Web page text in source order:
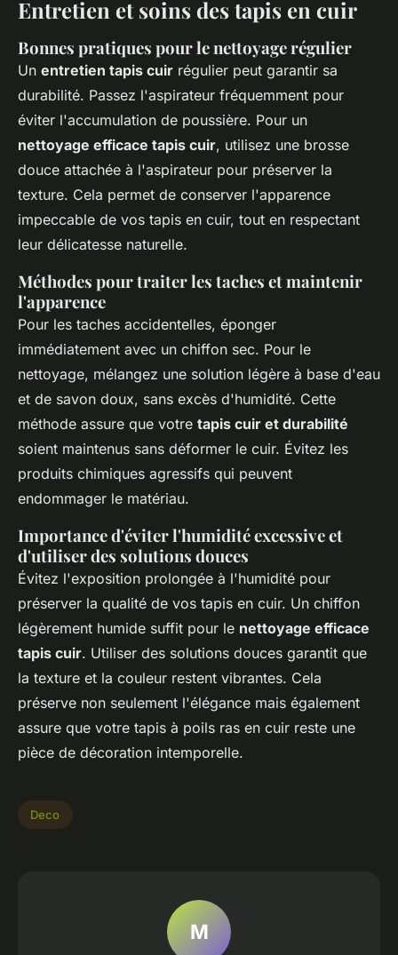
Entretien et soins des tapis en cuir
Bonnes pratiques pour le nettoyage régulier
Un entretien tapis cuir régulier peut garantir sa
durabilité. Passez l'aspirateur fréquemment pour
éviter l'accumulation de poussière. Pour un
nettoyage efficace tapis cuir, utilisez une brosse
douce attachée à l'aspirateur pour préserver la
texture. Cela permet de conserver l'apparence
impeccable de vos tapis en cuir, tout en respectant
leur délicatesse naturelle.
Méthodes pour traiter les taches et maintenir
l'apparence
Pour les taches accidentelles, éponger
immédiatement avec un chiffon sec. Pour le
nettoyage, mélangez une solution légère à base d'eau
et de savon doux, sans excès d'humidité. Cette
méthode assure que votre tapis cuir et durabilité
soient maintenus sans déformer le cuir. Évitez les
produits chimiques agressifs qui peuvent
endommager le matériau.
Importance d'éviter l'humidité excessive et
d'utiliser des solutions douces
Évitez l'exposition prolongée à l'humidité pour
préserver la qualité de vos tapis en cuir. Un chiffon
légèrement humide suffit pour le nettoyage efficace
tapis cuir. Utiliser des solutions douces garantit que
la texture et la couleur restent vibrantes. Cela
préserve non seulement l'élégance mais également
assure que votre tapis à poils ras en cuir reste une
pièce de décoration intemporelle.
Deco
M